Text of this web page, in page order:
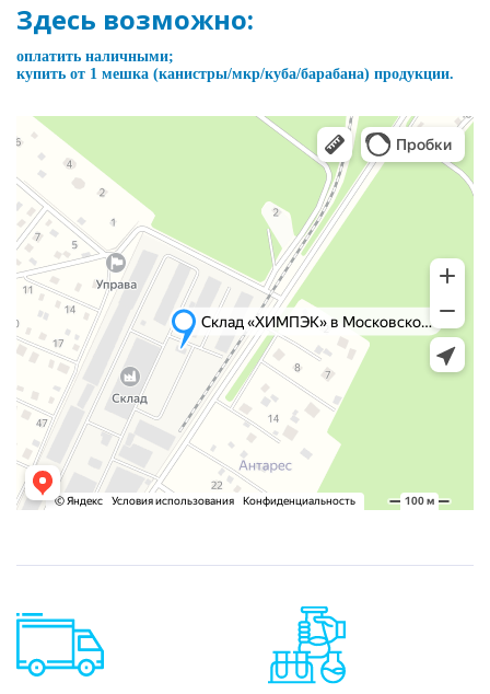
Здесь возможно:
оплатить наличными;
купить от 1 мешка (канистры/мкр/куба/барабана) продукции.